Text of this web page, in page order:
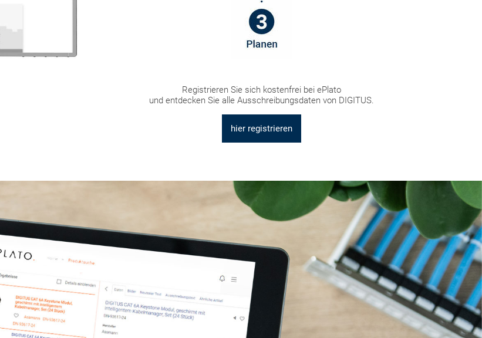
Registrieren Sie sich kostenfrei bei ePlato
und entdecken Sie alle Ausschreibungsdaten von DIGITUS.
hier registrieren